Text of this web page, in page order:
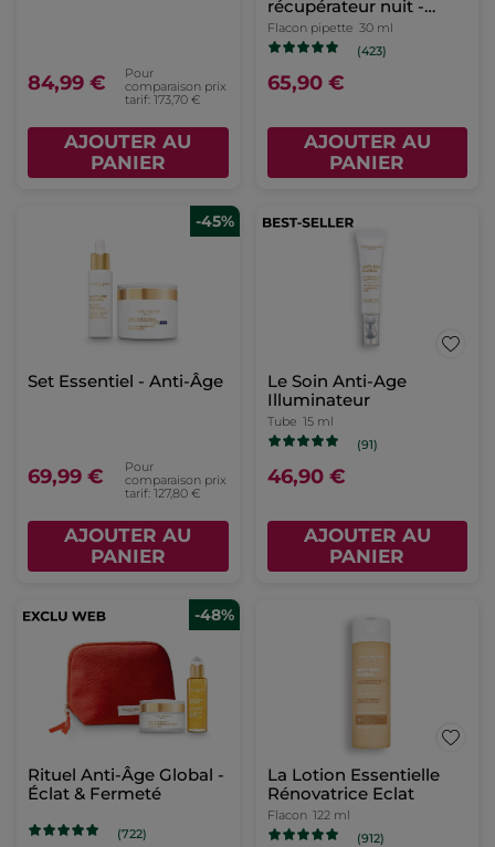
84,99 €
Pour
comparaison prix
tarif: 173,70 €
AJOUTER AU
PANIER
récupérateur nuit -
Anti-Âge Global
Flacon pipette 30 ml
(423)
65,90 €
AJOUTER AU
PANIER
-45%
Set Essentiel - Anti-Âge
69,99 €
Pour
comparaison prix
tarif: 127,80 €
AJOUTER AU
PANIER
Le Soin Anti-Age
Illuminateur
Tube 15 ml
(91)
46,90 €
AJOUTER AU
PANIER
-48%
Rituel Anti-Âge Global -
Éclat & Fermeté
(722)
La Lotion Essentielle
Rénovatrice Eclat
Flacon 122 ml
(912)